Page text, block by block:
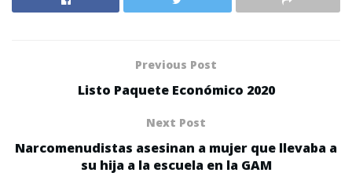
Previous Post
Listo Paquete Económico 2020
Next Post
Narcomenudistas asesinan a mujer que llevaba a
su hija a la escuela en la GAM